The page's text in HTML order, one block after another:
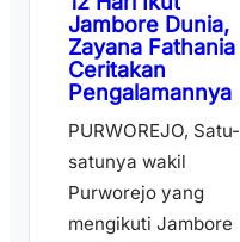
Jambore Dunia,
Zayana Fathania
Ceritakan
Pengalamannya
PURWOREJO, Satu-
satunya wakil
Purworejo yang
mengikuti Jambore